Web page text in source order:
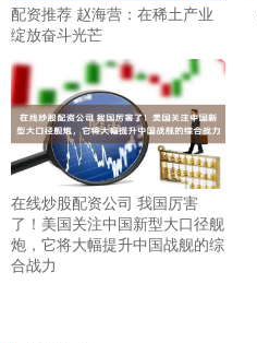
配资推荐 赵海营：在稀土产业
绽放奋斗光芒
在线炒股配资公司 我国厉害
了！美国关注中国新型大口径舰
炮，它将大幅提升中国战舰的综
合战力